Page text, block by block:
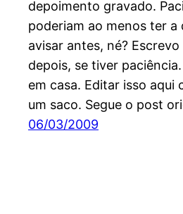
depoimento gravado.
poderiam ao menos ter a
avisar antes, né?
depois, se tiver
em casa. Editar isso aqui
um saco. Segue o post
06/03/2009